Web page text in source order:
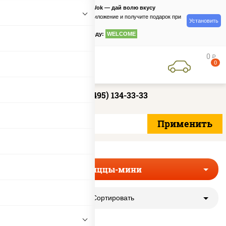
PizzaSushiWok — дай волю вкусу
Скачайте приложение и получите подарок при
по промокоду: WELCOME
Установить
0 руб
0
+7 (495) 134-33-33
Пиццы-мини
Сортировать